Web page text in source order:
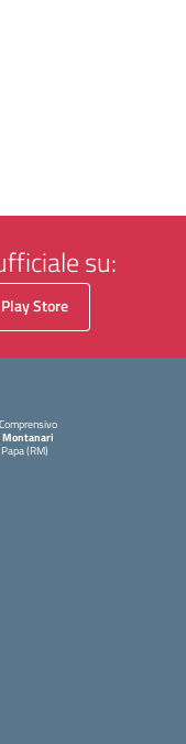
su:
Play Store
Montanari
(RM)
pagina iniziale della scuola